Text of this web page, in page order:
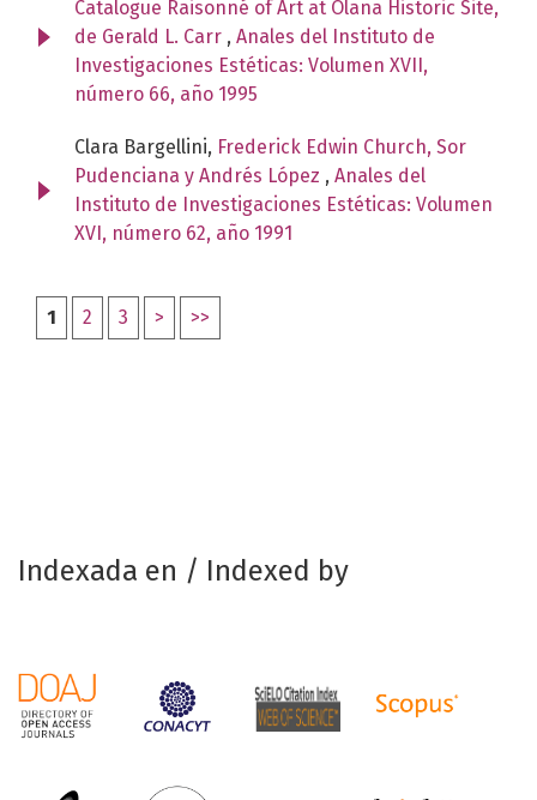
Catalogue Raisonné of Art at Olana Historic Site,
de Gerald L. Carr , Anales del Instituto de
Investigaciones Estéticas: Volumen XVII,
número 66, año 1995
Clara Bargellini, Frederick Edwin Church, Sor
Pudenciana y Andrés López , Anales del
Instituto de Investigaciones Estéticas: Volumen
XVI, número 62, año 1991
1 2 3 > >>
Indexada en / Indexed by